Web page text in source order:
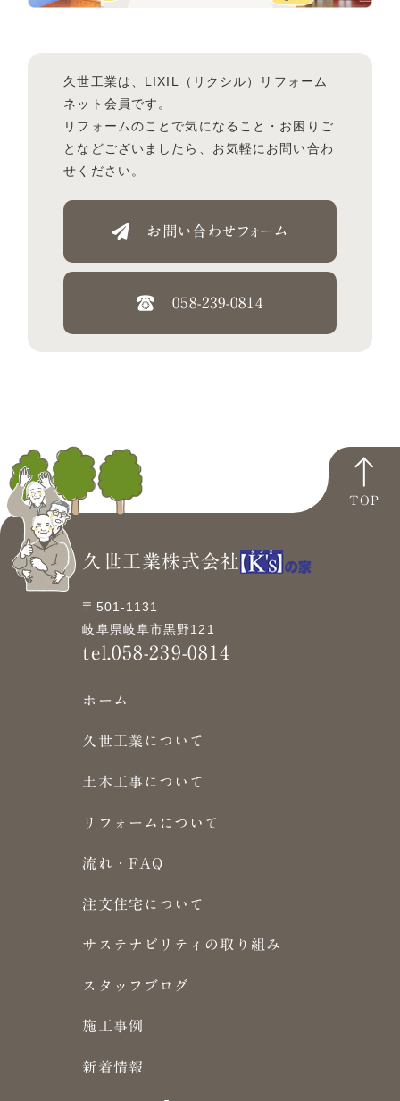
久世工業は、LIXIL（リクシル）リフォーム
ネット会員です。
リフォームのことで気になること・お困りご
となどございましたら、お気軽にお問い合わ
せください。
お問い合わせフォーム
058-239-0814
久世工業株式会社
〒501-1131
岐阜県岐阜市黒野121
tel.058-239-0814
ホーム
久世工業について
土木工事について
リフォームについて
流れ・FAQ
注文住宅について
サステナビリティの取り組み
スタッフブログ
施工事例
新着情報
TOP